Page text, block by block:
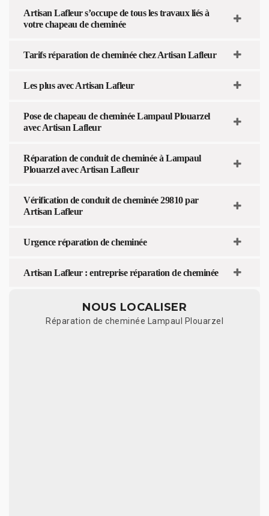
Artisan Lafleur s’occupe de tous les travaux liés à
votre chapeau de cheminée
Tarifs réparation de cheminée chez Artisan Lafleur
Les plus avec Artisan Lafleur
Pose de chapeau de cheminée Lampaul Plouarzel
avec Artisan Lafleur
Réparation de conduit de cheminée à Lampaul
Plouarzel avec Artisan Lafleur
Vérification de conduit de cheminée 29810 par
Artisan Lafleur
Urgence réparation de cheminée
Artisan Lafleur : entreprise réparation de cheminée
NOUS LOCALISER
Réparation de cheminée Lampaul Plouarzel